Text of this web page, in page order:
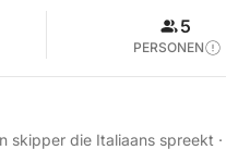
5
PERSONEN
skipper die Italiaans spreekt ·